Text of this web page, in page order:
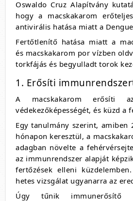
Oswaldo Cruz Alapítvány
hogy a macskakarom
antivirális hatása miatt a
Fertőtlenítő hatása miatt a
és macskakarom por vízben
torkfájás és begyulladt torok
1. Erősíti
A macskakarom erősíti
védekezőképességét, és küzd a
Egy tanulmány szerint,
hónapon keresztül, a
adagban növelte a
az immunrendszer alapját
fertőzések elleni
hetes vizsgálat ugyanarra az
Úgy tűnik immunerősítő